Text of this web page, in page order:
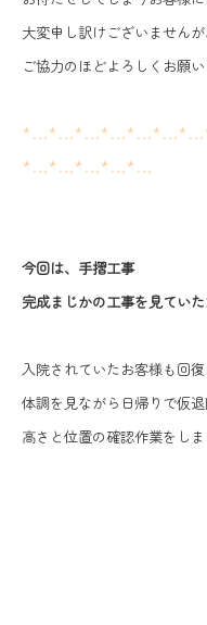
大変申し訳けございません
ご協力のほどよろしくお願い
*…*…*…*…*…
今回は、手摺工事
完成まじかの工事を見ていた
入院されていたお客様も回
体調を見ながら日帰りで仮
高さと位置の確認作業をしま